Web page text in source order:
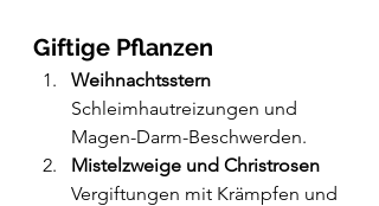
Giftige Pflanzen
Weihnachtsstern
Schleimhautreizungen und
Magen-Darm-Beschwerden.
Mistelzweige und Christrosen
Vergiftungen mit Krämpfen und